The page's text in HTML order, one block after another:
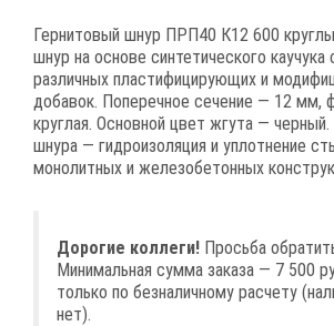
Гернитовый шнур ПРП40 К12 600
шнур на основе синтетического
различных пластифицирующих и
добавок. Поперечное сечение — 12 мм,
круглая. Основной цвет жгута —
шнура — гидроизоляция и уплотнение
монолитных и железобетонных
Дорогие коллеги! Просьба
Минимальная сумма заказа — 7 500
только по безналичному расчету
нет).